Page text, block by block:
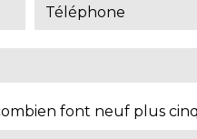
font neuf plus